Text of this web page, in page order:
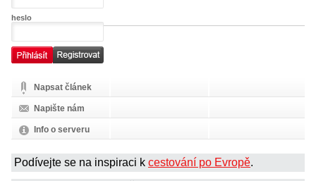
heslo
Napsat článek
Napište nám
Info o serveru
Podívejte se na inspiraci k cestování po Evropě.